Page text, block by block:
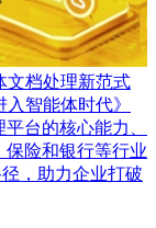
文档处理新范式
智能体时代》
台的核心能力、
险和银行等行业
，助力企业打破